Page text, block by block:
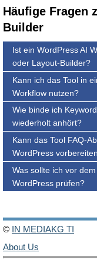
Häufige Fragen
Builder
Ist ein WordPress AI
oder Layout-Builder?
Kann ich das Tool in
Workflow nutzen?
Wie binde ich
wiederholt anhört?
Kann das Tool FAQ-
WordPress
Was sollte ich vor
WordPress prüfen?
© IN MEDIAKG TI
About Us